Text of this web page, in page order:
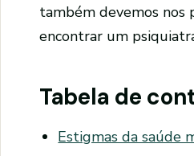
também devemos nos
encontrar um
Tabela de
Estigmas da saúde